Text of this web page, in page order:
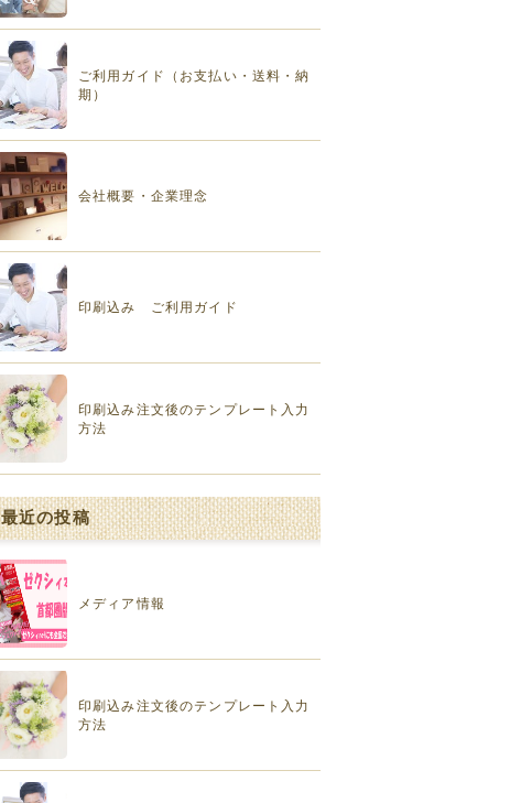
ご利用ガイド（お支払い・送料・納
期）
会社概要・企業理念
印刷込み ご利用ガイド
印刷込み注文後のテンプレート入力
方法
最近の投稿
メディア情報
印刷込み注文後のテンプレート入力
方法